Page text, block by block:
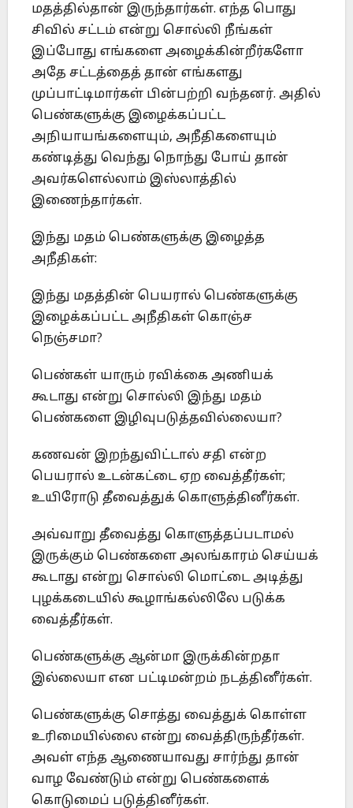
மதத்தில்தான் இருந்தார்கள். எந்த பொது
சிவில் சட்டம் என்று சொல்லி நீங்கள்
இப்போது எங்களை அழைக்கின்றீர்களோ
அதே சட்டத்தைத் தான் எங்களது
முப்பாட்டிமார்கள் பின்பற்றி வந்தனர். அதில்
பெண்களுக்கு இழைக்கப்பட்ட
அநியாயங்களையும், அநீதிகளையும்
கண்டித்து வெந்து நொந்து போய் தான்
அவர்களெல்லாம் இஸ்லாத்தில்
இணைந்தார்கள்.
இந்து மதம் பெண்களுக்கு இழைத்த
அநீதிகள்:
இந்து மதத்தின் பெயரால் பெண்களுக்கு
இழைக்கப்பட்ட அநீதிகள் கொஞ்ச
நெஞ்சமா?
பெண்கள் யாரும் ரவிக்கை அணியக்
கூடாது என்று சொல்லி இந்து மதம்
பெண்களை இழிவுபடுத்தவில்லையா?
கணவன் இறந்துவிட்டால் சதி என்ற
பெயரால் உடன்கட்டை ஏற வைத்தீர்கள்;
உயிரோடு தீவைத்துக் கொளுத்தினீர்கள்.
அவ்வாறு தீவைத்து கொளுத்தப்படாமல்
இருக்கும் பெண்களை அலங்காரம் செய்யக்
கூடாது என்று சொல்லி மொட்டை அடித்து
புழக்கடையில் கூழாங்கல்லிலே படுக்க
வைத்தீர்கள்.
பெண்களுக்கு ஆன்மா இருக்கின்றதா
இல்லையா என பட்டிமன்றம் நடத்தினீர்கள்.
பெண்களுக்கு சொத்து வைத்துக் கொள்ள
உரிமையில்லை என்று வைத்திருந்தீர்கள்.
அவள் எந்த ஆணையாவது சார்ந்து தான்
வாழ வேண்டும் என்று பெண்களைக்
கொடுமைப் படுத்தினீர்கள்.